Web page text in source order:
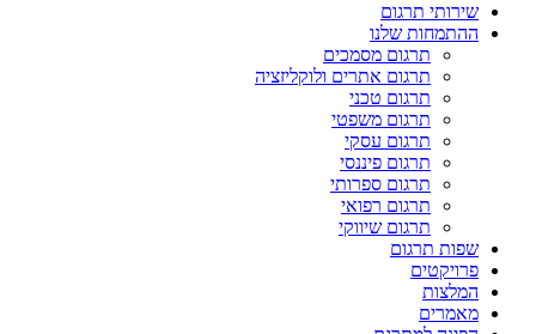
שירותי תרגום
ההתמחות שלנו
תרגום מסמכים
תרגום אתרים ולוקליזציה
תרגום טכני
תרגום משפטי
תרגום עסקי
תרגום פיננסי
תרגום ספרותי
תרגום רפואי
תרגום שיווקי
שפות תרגום
פרויקטים
המלצות
מאמרים